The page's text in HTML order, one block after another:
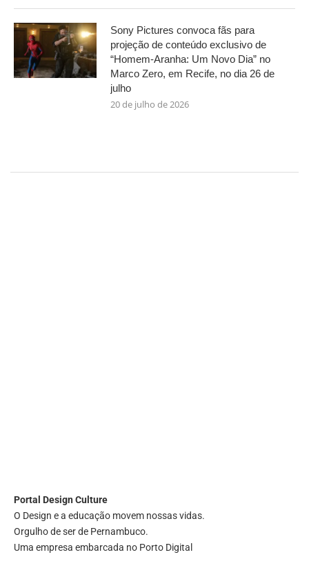
Sony Pictures convoca fãs para
projeção de conteúdo exclusivo de
“Homem-Aranha: Um Novo Dia” no
Marco Zero, em Recife, no dia 26 de
julho
20 de julho de 2026
Portal Design Culture
O Design e a educação movem nossas vidas.
Orgulho de ser de Pernambuco.
Uma empresa embarcada no Porto Digital